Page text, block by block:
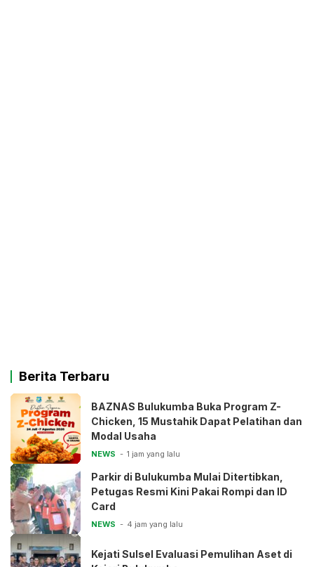
Berita Terbaru
BAZNAS Bulukumba Buka Program Z-
Chicken, 15 Mustahik Dapat Pelatihan dan
Modal Usaha
NEWS 1 jam yang lalu
Parkir di Bulukumba Mulai Ditertibkan,
Petugas Resmi Kini Pakai Rompi dan ID
Card
NEWS 4 jam yang lalu
Kejati Sulsel Evaluasi Pemulihan Aset di